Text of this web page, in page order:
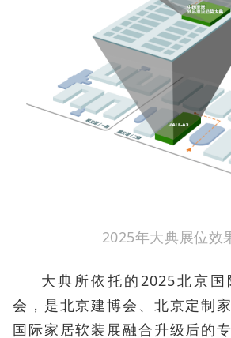
2025年大典展位效
大典所依托的2025北京
会，是北京建博会、北京定制
国际家居软装展融合升级后的